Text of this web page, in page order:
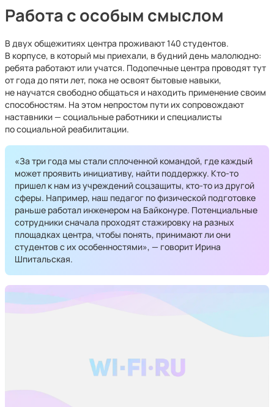
Работа с особым смыслом
В двух общежитиях центра проживают 140 студентов.
В корпусе, в который мы приехали, в будний день малолюдно:
ребята работают или учатся. Подопечные центра проводят тут
от года до пяти лет, пока не освоят бытовые навыки,
не научатся свободно общаться и находить применение своим
способностям. На этом непростом пути их сопровождают
наставники — социальные работники и специалисты
по социальной реабилитации.
«За три года мы стали сплоченной командой, где каждый
может проявить инициативу, найти поддержку. Кто-то
пришел к нам из учреждений соцзащиты, кто-то из другой
сферы. Например, наш педагог по физической подготовке
раньше работал инженером на Байконуре. Потенциальные
сотрудники сначала проходят стажировку на разных
площадках центра, чтобы понять, принимают ли они
студентов с их особенностями», — говорит Ирина
Шпитальская.